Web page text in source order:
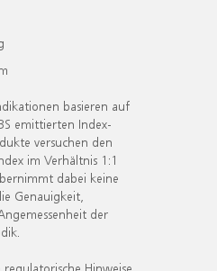
basieren auf
emittierten Index-
versuchen den
im Verhältnis 1:1
dabei keine
Genauigkeit,
der